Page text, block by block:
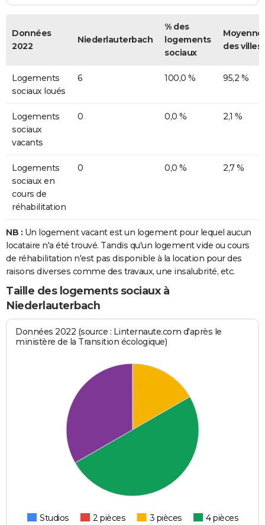
Données
2022
Niederlauterbach
% des
logements
sociaux
Moyenne
des villes
Logements
sociaux loués
6 100,0 % 95,2 %
Logements
sociaux
vacants
0 0,0 % 2,1 %
Logements
sociaux en
cours de
réhabilitation
0 0,0 % 2,7 %
NB : Un logement vacant est un logement pour lequel aucun
locataire n'a été trouvé. Tandis qu'un logement vide ou cours
de réhabilitation n'est pas disponible à la location pour des
raisons diverses comme des travaux, une insalubrité, etc.
Taille des logements sociaux à
Niederlauterbach
Données 2022 (source : Linternaute.com d'après le
ministère de la Transition écologique)
Studios 2 pièces 3 pièces
4 pièces